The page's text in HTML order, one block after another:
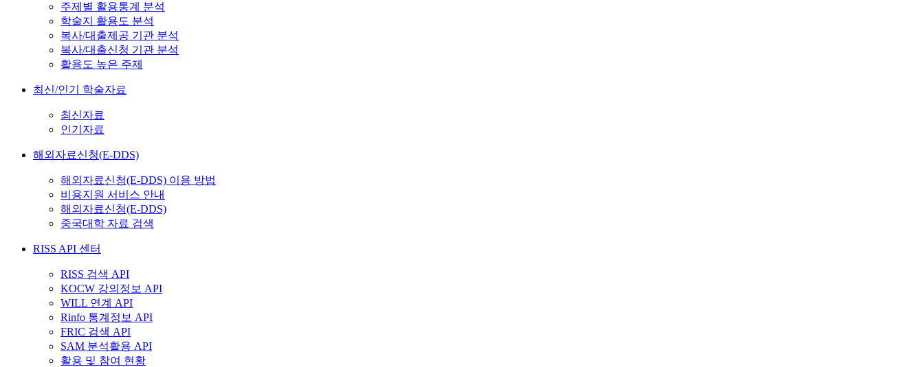
주제별 활용통계 분석
학술지 활용도 분석
복사/대출제공 기관 분석
복사/대출신청 기관 분석
활용도 높은 주제
최신/인기 학술자료
최신자료
인기자료
해외자료신청(E-DDS)
해외자료신청(E-DDS) 이용 방법
비용지원 서비스 안내
해외자료신청(E-DDS)
중국대학 자료 검색
RISS API 센터
RISS 검색 API
KOCW 강의정보 API
WILL 연계 API
Rinfo 통계정보 API
FRIC 검색 API
SAM 분석활용 API
활용 및 참여 현황